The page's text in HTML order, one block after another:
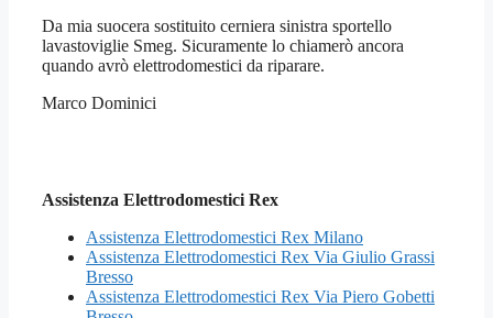
Da mia suocera sostituito cerniera sinistra sportello
lavastoviglie Smeg. Sicuramente lo chiamerò ancora
quando avrò elettrodomestici da riparare.
Marco Dominici
Assistenza Elettrodomestici Rex
Assistenza Elettrodomestici Rex Milano
Assistenza Elettrodomestici Rex Via Giulio Grassi
Bresso
Assistenza Elettrodomestici Rex Via Piero Gobetti